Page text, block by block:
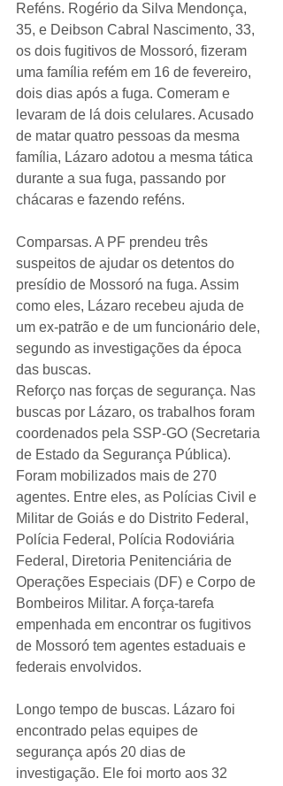
Reféns. Rogério da Silva Mendonça,
35, e Deibson Cabral Nascimento, 33,
os dois fugitivos de Mossoró, fizeram
uma família refém em 16 de fevereiro,
dois dias após a fuga. Comeram e
levaram de lá dois celulares. Acusado
de matar quatro pessoas da mesma
família, Lázaro adotou a mesma tática
durante a sua fuga, passando por
chácaras e fazendo reféns.
Comparsas. A PF prendeu três
suspeitos de ajudar os detentos do
presídio de Mossoró na fuga. Assim
como eles, Lázaro recebeu ajuda de
um ex-patrão e de um funcionário dele,
segundo as investigações da época
das buscas.
Reforço nas forças de segurança. Nas
buscas por Lázaro, os trabalhos foram
coordenados pela SSP-GO (Secretaria
de Estado da Segurança Pública).
Foram mobilizados mais de 270
agentes. Entre eles, as Polícias Civil e
Militar de Goiás e do Distrito Federal,
Polícia Federal, Polícia Rodoviária
Federal, Diretoria Penitenciária de
Operações Especiais (DF) e Corpo de
Bombeiros Militar. A força-tarefa
empenhada em encontrar os fugitivos
de Mossoró tem agentes estaduais e
federais envolvidos.
Longo tempo de buscas. Lázaro foi
encontrado pelas equipes de
segurança após 20 dias de
investigação. Ele foi morto aos 32